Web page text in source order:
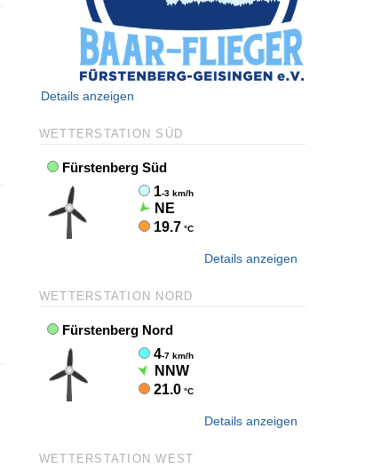
Details anzeigen
WETTERSTATION SÜD
Details anzeigen
WETTERSTATION NORD
Details anzeigen
WETTERSTATION WEST